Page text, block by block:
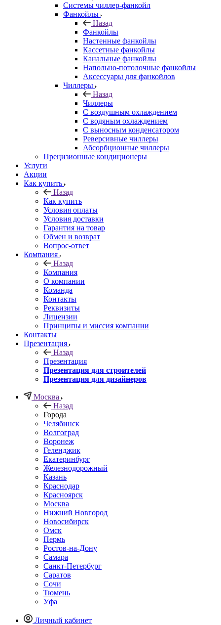
Системы чиллер-фанкойл
Фанкойлы
Назад
Фанкойлы
Настенные фанкойлы
Кассетные фанкойлы
Канальные фанкойлы
Напольно-потолочные фанкойлы
Аксессуары для фанкойлов
Чиллеры
Назад
Чиллеры
С воздушным охлаждением
С водяным охлаждением
С выносным конденсатором
Реверсивные чиллеры
Абсорбционные чиллеры
Прецизионные кондиционеры
Услуги
Акции
Как купить
Назад
Как купить
Условия оплаты
Условия доставки
Гарантия на товар
Обмен и возврат
Вопрос-ответ
Компания
Назад
Компания
О компании
Команда
Контакты
Реквизиты
Лицензии
Принципы и миссия компании
Контакты
Презентация
Назад
Презентация
Презентация для строителей
Презентация для дизайнеров
Москва
Назад
Города
Челябинск
Волгоград
Воронеж
Геленджик
Екатеринбург
Железнодорожный
Казань
Краснодар
Красноярск
Москва
Нижний Новгород
Новосибирск
Омск
Пермь
Ростов-на-Дону
Самара
Санкт-Петербург
Саратов
Сочи
Тюмень
Уфа
Личный кабинет